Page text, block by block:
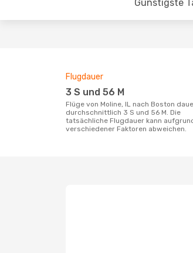
Günstigste
Flugdauer
3 S und 56 M
Flüge von Moline, IL nach Boston dauern
durchschnittlich 3 S und 56 M. Die
tatsächliche Flugdauer kann
verschiedener Faktoren abweichen.